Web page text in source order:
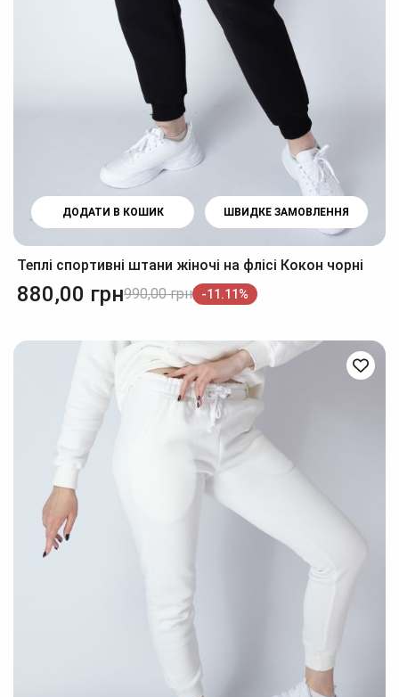
ДОДАТИ В КОШИК ШВИДКЕ ЗАМОВЛЕННЯ
Теплі спортивні штани жіночі на флісі Кокон чорні
880,00 грн990,00 грн -11.11%